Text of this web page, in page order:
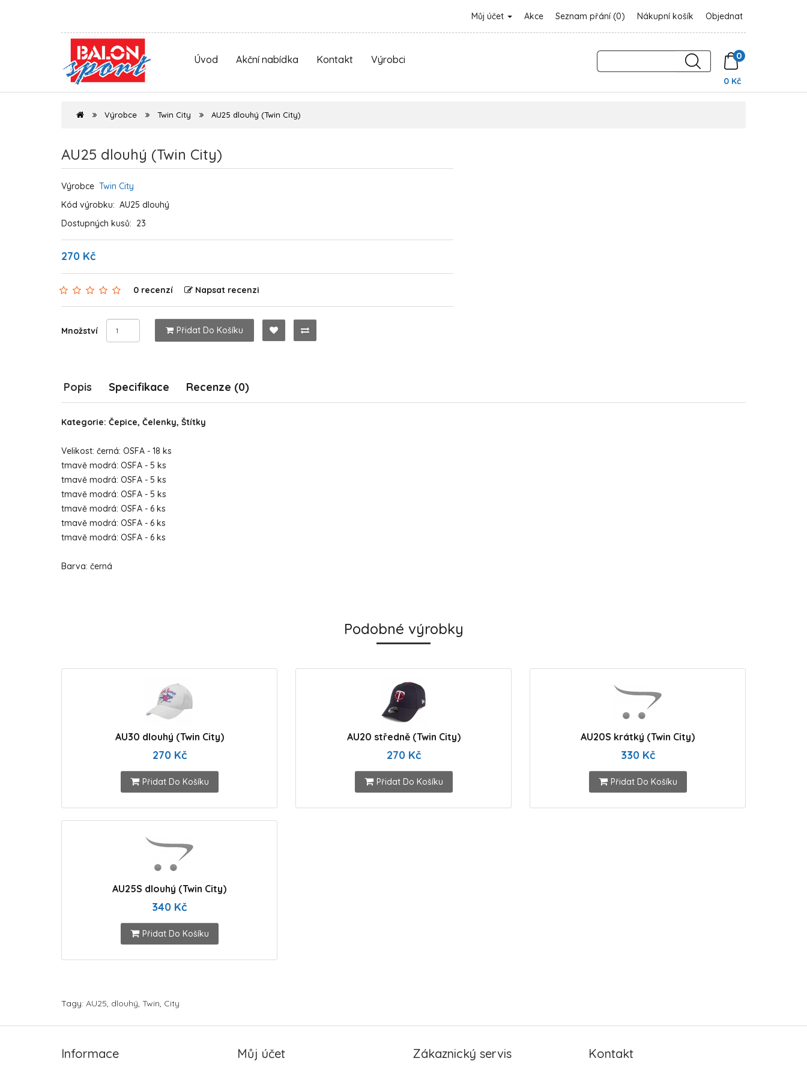
Můj účet Akce Seznam přání (0) Nákupní košík Objednat
Úvod Akční nabídka Kontakt Výrobci 0
0 Kč
Výrobce Twin City AU25 dlouhý (Twin City)
AU25 dlouhý (Twin City)
Výrobce Twin City
Kód výrobku: AU25 dlouhý
Dostupných kusů: 23
270 Kč
0 recenzí Napsat recenzi
Množství Přidat Do Košíku
Popis Specifikace Recenze (0)
Kategorie: Čepice, Čelenky, Štítky
Velikost: černá: OSFA - 18 ks
tmavě modrá: OSFA - 5 ks
tmavě modrá: OSFA - 5 ks
tmavě modrá: OSFA - 5 ks
tmavě modrá: OSFA - 6 ks
tmavě modrá: OSFA - 6 ks
tmavě modrá: OSFA - 6 ks
Barva: černá
Podobné výrobky
AU30 dlouhý (Twin City)
270 Kč
Přidat Do Košíku
AU20 středně (Twin City)
270 Kč
Přidat Do Košíku
AU20S krátký (Twin City)
330 Kč
Přidat Do Košíku
AU25S dlouhý (Twin City)
340 Kč
Přidat Do Košíku
Tagy: AU25, dlouhý, Twin, City
Informace Můj účet Zákaznický servis Kontakt